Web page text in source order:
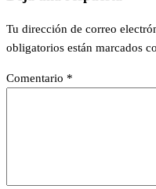
Tu dirección de correo
obligatorios están marcados
Comentario *